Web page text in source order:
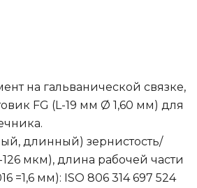
на гальванической связке,
FG (L-19 мм Ø 1,60 мм) для
длинный) зернистость/
мкм), длина рабочей части
=1,6 мм): ISO 806 314 697 524